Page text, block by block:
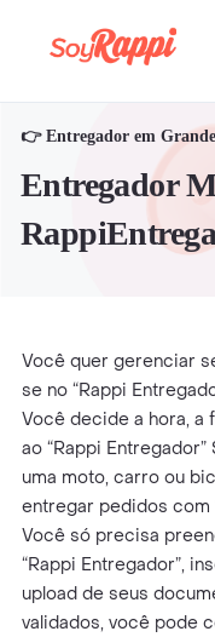
👉 Entregador em
Entregador
Você quer gerenciar
se no “Rappi
Você decide a hora, a
ao “Rappi
uma moto, carro ou
entregar pedidos com
Você só precisa
“Rappi Entregador”,
upload de seus
validados, você pode